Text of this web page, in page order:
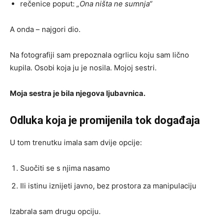
rečenice poput: „Ona ništa ne sumnja“
A onda – najgori dio.
Na fotografiji sam prepoznala ogrlicu koju sam lično
kupila. Osobi koja ju je nosila. Mojoj sestri.
Moja sestra je bila njegova ljubavnica.
Odluka koja je promijenila tok događaja
U tom trenutku imala sam dvije opcije:
Suočiti se s njima nasamo
Ili istinu iznijeti javno, bez prostora za manipulaciju
Izabrala sam drugu opciju.